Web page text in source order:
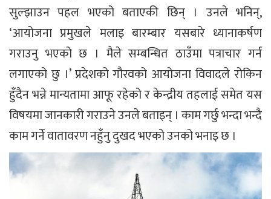
सुल्झाउन पहल भएको बताएकी छिन् । उनले भनिन्,
‘आयोजना प्रमुखले मलाइ बारम्बार यसबारे ध्यानाकर्षण
गराउनु भएको छ । मैले सम्बन्धित ठाउँमा पत्राचार गर्न
लगाएको छु ।’ प्रदेशको गौरवको आयोजना विवादले रोकिन
हुँदैन भन्ने मान्यतामा आफू रहेको र केन्द्रीय तहलाई समेत यस
विषयमा जानकारी गराउने उनले बताइन् । काम गर्छु भन्दा भन्दै
काम गर्ने वातावरण नहुँनु दुखद भएको उनको भनाइ छ ।